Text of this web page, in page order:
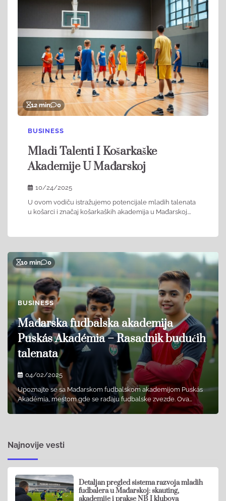
12 min 0
BUSINESS
Mladi Talenti I Košarkaške
Akademije U Mađarskoj
10/24/2025
U ovom vodiču istražujemo potencijale mladih talenata
u košarci i značaj košarkaških akademija u Mađarskoj.…
10 min 0
BUSINESS
Mađarska fudbalska akademija
Puskás Akadémia – Rasadnik budućih
talenata​
04/02/2025
Upoznajte se sa Mađarskom fudbalskom akademijom Puskás
Akadémia, mestom gde se rađaju fudbalske zvezde. Ova…
Najnovije vesti
Detaljan pregled sistema razvoja mladih
fudbalera u Mađarskoj: skauting,
akademije i prakse NB I klubova